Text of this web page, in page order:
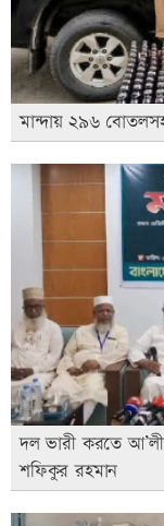
মান্দায় ২৯৬
দল ভারী করতে
শফিকুর রহমান